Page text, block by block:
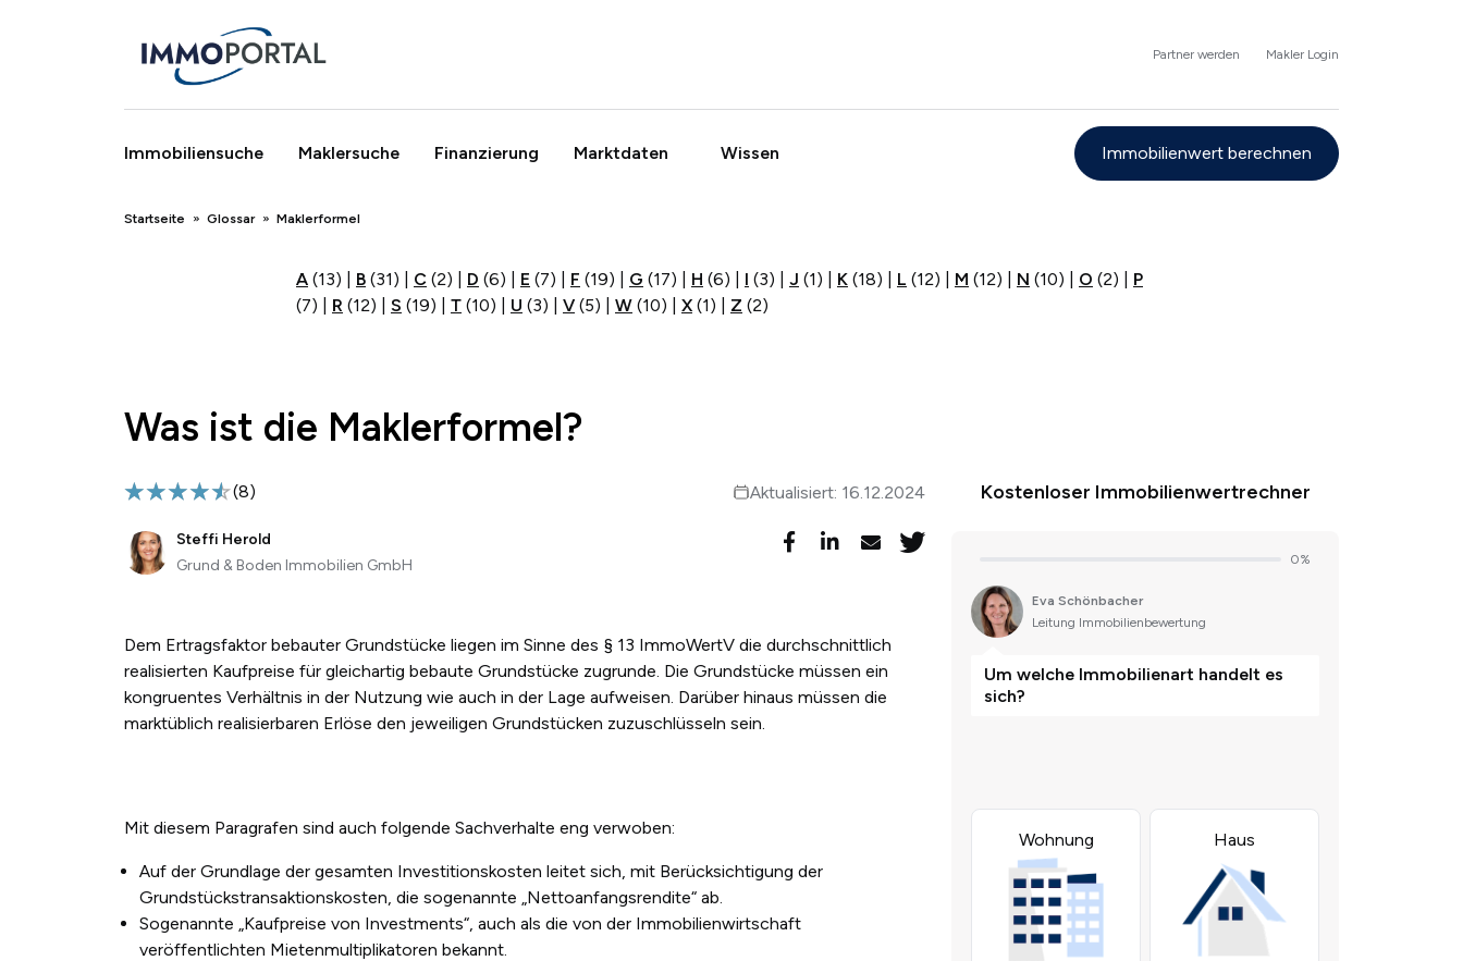
Partner werden Makler Login
Immobiliensuche Maklersuche Finanzierung Marktdaten Wissen Immobilienwert berechnen
Breadcrumb
Startseite Glossar Maklerformel
A (13) B (31) C (2) D (6) E (7) F (19) G (17) H (6) I (3) J (1) K (18) L (12) M (12) N (10) O (2)
P
(7)
R (12) S (19) T (10) U (3) V (5) W (10) X (1) Z (2)
Was ist die Maklerformel?
(8) Aktualisiert: 16.12.2024
Steffi Herold
Grund & Boden Immobilien GmbH
Dem Ertragsfaktor bebauter Grundstücke liegen im Sinne des § 13 ImmoWertV die durchschnittlich
realisierten Kaufpreise für gleichartig bebaute Grundstücke zugrunde. Die Grundstücke müssen ein
kongruentes Verhältnis in der Nutzung wie auch in der Lage aufweisen. Darüber hinaus müssen die
marktüblich realisierbaren Erlöse den jeweiligen Grundstücken zuzuschlüsseln sein.
Mit diesem Paragrafen sind auch folgende Sachverhalte eng verwoben:
Auf der Grundlage der gesamten Investitionskosten leitet sich, mit Berücksichtigung der
Grundstückstransaktionskosten, die sogenannte „Nettoanfangsrendite“ ab.
Sogenannte „Kaufpreise von Investments“, auch als die von der Immobilienwirtschaft
veröffentlichten Mietenmultiplikatoren bekannt.
Kostenloser Immobilienwertrechner